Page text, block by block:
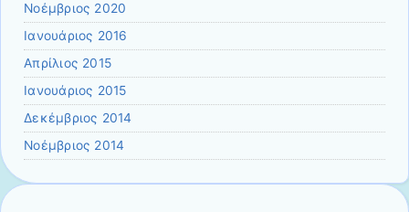
Νοέμβριος 2020
Ιανουάριος 2016
Απρίλιος 2015
Ιανουάριος 2015
Δεκέμβριος 2014
Νοέμβριος 2014